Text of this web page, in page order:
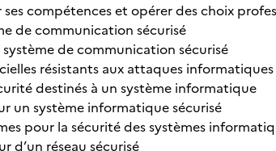
ses compétences et opérer des choix
de communication sécurisé
de communication sécurisé
résistants aux attaques informatiques
destinés à un système informatique
un système informatique sécurisé
pour la sécurité des systèmes
réseau sécurisé